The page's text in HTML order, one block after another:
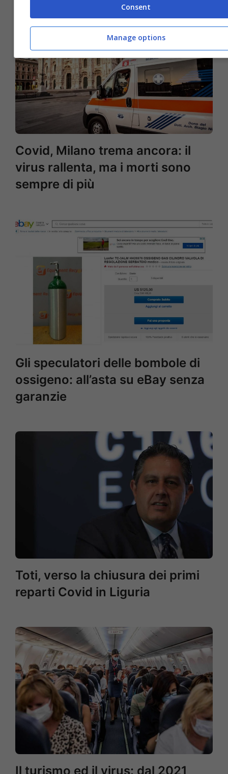
Covid, Milano trema ancora: il
virus rallenta, ma i morti sono
sempre di più
Gli speculatori delle bombole di
ossigeno: all’asta su eBay senza
garanzie
Toti, verso la chiusura dei primi
reparti Covid in Liguria
Il turismo ed il virus: dal 2021
Consent
Manage options